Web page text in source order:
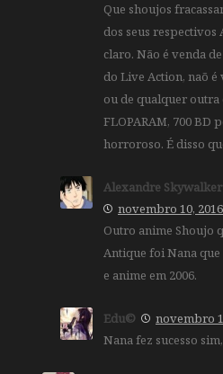
Que shoujos
dos seus respectivos
claro. Não é venda
do Live Action, naõ é
ou de qualquer outra
FLOPARAM, 700 BD
horroroso. É disso
Alexandre Skywalker
novembro 10,
Outro anime Shoujo
Antique foi Nana
e anime em 2006.
Edu©
novembro
Nana fez sucesso